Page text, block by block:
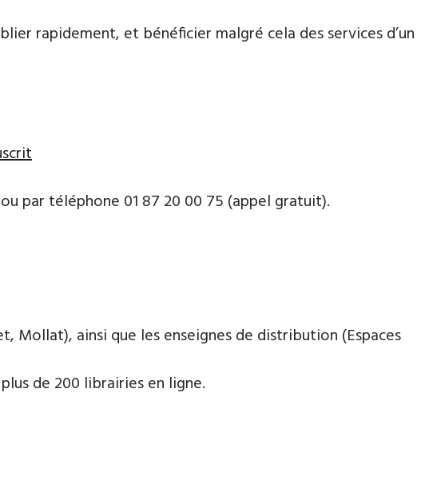
rapidement, et bénéficier malgré cela des services d’un
par téléphone ​​0​1 87 20 00 75 (appel gratuit).
Mollat), ainsi que les enseignes de distribution (Espaces
de 200 librairies en ligne.